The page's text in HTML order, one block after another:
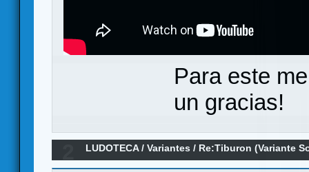
Para este
un gracias!
LUDOTECA/Variantes / Re:Tiburon (Variante